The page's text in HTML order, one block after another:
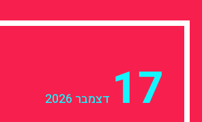
17 דצמבר 2026